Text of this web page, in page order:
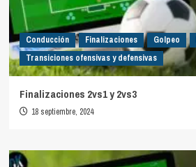
Conducción Finalizaciones Golpeo
Transiciones ofensivas y defensivas
Finalizaciones 2vs1 y 2vs3
18 septiembre, 2024